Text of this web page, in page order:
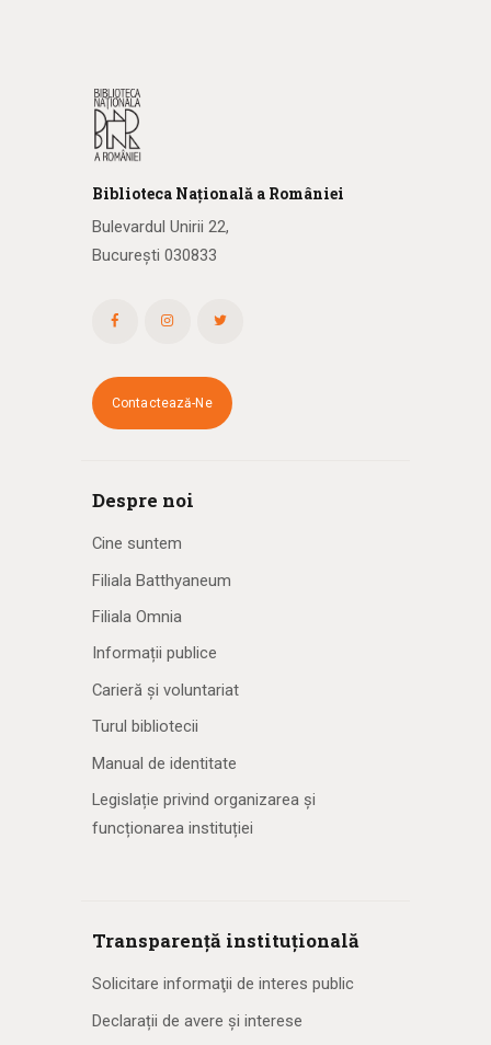
Biblioteca Națională a României
Bulevardul Unirii 22,
București 030833
Contactează-Ne
Despre noi
Cine suntem
Filiala Batthyaneum
Filiala Omnia
Informații publice
Carieră și voluntariat
Turul bibliotecii
Manual de identitate
Legislație privind organizarea și
funcționarea instituției
Transparență instituțională
Solicitare informaţii de interes public
Declarații de avere și interese